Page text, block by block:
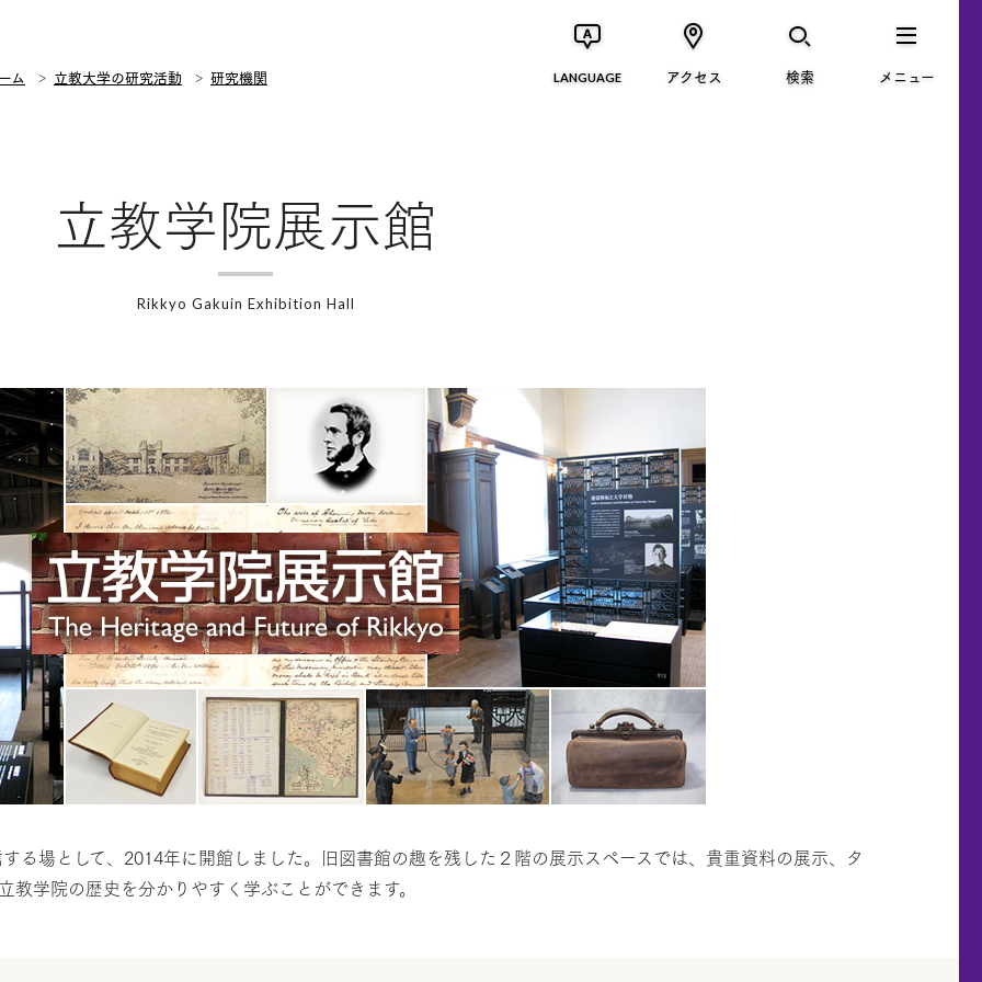
ム 立教大学の研究活動 研究機関 LANGUAGE アクセス 検索 メニュー
立教学院展示館
Rikkyo Gakuin Exhibition Hall
る場として、2014年に開館しました。旧図書館の趣を残した２階の展示スペースでは、貴重資料の展示、タ
学院の歴史を分かりやすく学ぶことができます。